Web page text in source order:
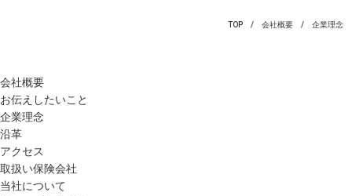
TOP 会社概要 企業理念
会社概要
お伝えしたいこと
企業理念
沿革
アクセス
取扱い保険会社
当社について